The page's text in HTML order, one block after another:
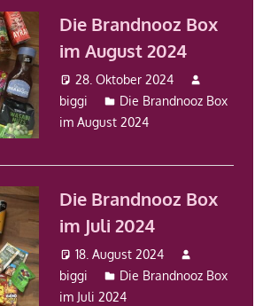
Die Brandnooz Box
im August 2024
28. Oktober 2024
biggi
Die Brandnooz Box
im August 2024
Die Brandnooz Box
im Juli 2024
18. August 2024
biggi
Die Brandnooz Box
im Juli 2024